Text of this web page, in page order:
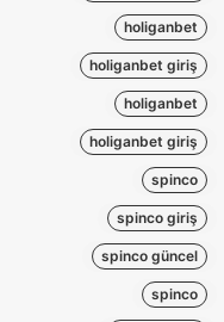
holiganbet
holiganbet giriş
holiganbet
holiganbet giriş
spinco
spinco giriş
spinco güncel
spinco